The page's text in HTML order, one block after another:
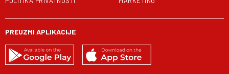
PREUZMI APLIKACIJE